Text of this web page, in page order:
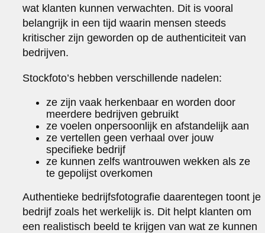
wat klanten kunnen verwachten. Dit is vooral
belangrijk in een tijd waarin mensen steeds
kritischer zijn geworden op de authenticiteit van
bedrijven.
Stockfoto’s hebben verschillende nadelen:
ze zijn vaak herkenbaar en worden door
meerdere bedrijven gebruikt
ze voelen onpersoonlijk en afstandelijk aan
ze vertellen geen verhaal over jouw
specifieke bedrijf
ze kunnen zelfs wantrouwen wekken als ze
te gepolijst overkomen
Authentieke bedrijfsfotografie daarentegen toont je
bedrijf zoals het werkelijk is. Dit helpt klanten om
een realistisch beeld te krijgen van wat ze kunnen